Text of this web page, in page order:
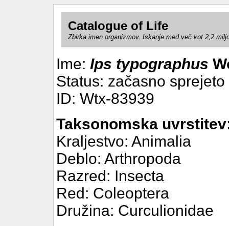
Catalogue of Life
Zbirka imen organizmov. Iskanje med več kot 2,2
Ime: Ips typographus
Status: začasno sprejeto
ID: Wtx-83939
Taksonomska
Kraljestvo: Animalia
Deblo: Arthropoda
Razred: Insecta
Red: Coleoptera
Družina: Curculionidae